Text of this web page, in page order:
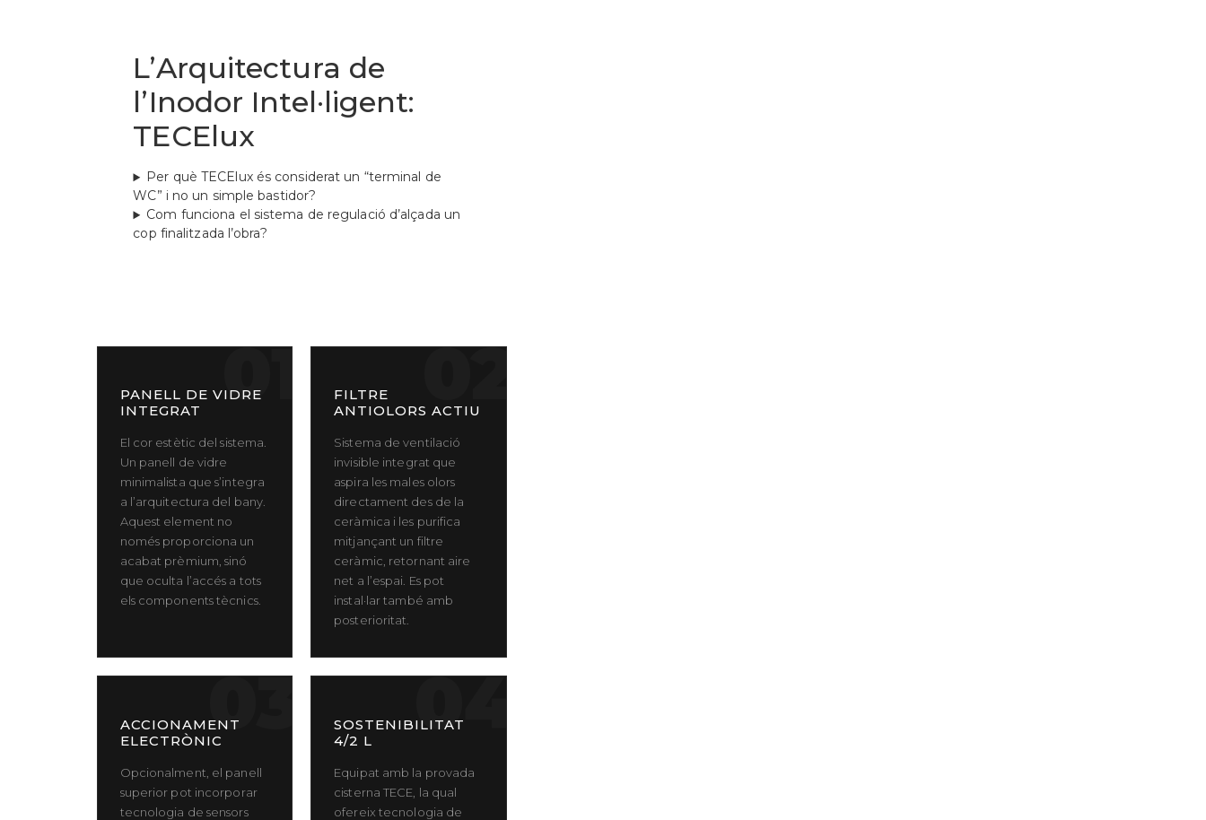
L’Arquitectura de
l’Inodor Intel·ligent:
TECElux
Per què TECElux és considerat un “terminal de
WC” i no un simple bastidor?
Com funciona el sistema de regulació d’alçada un
cop finalitzada l’obra?
01
PANELL DE VIDRE
INTEGRAT
El cor estètic del sistema.
Un panell de vidre
minimalista que s’integra
a l’arquitectura del bany.
Aquest element no
només proporciona un
acabat prèmium, sinó
que oculta l’accés a tots
els components tècnics.
02
FILTRE
ANTIOLORS ACTIU
Sistema de ventilació
invisible integrat que
aspira les males olors
directament des de la
ceràmica i les purifica
mitjançant un filtre
ceràmic, retornant aire
net a l’espai. Es pot
instal·lar també amb
posterioritat.
03
ACCIONAMENT
ELECTRÒNIC
Opcionalment, el panell
superior pot incorporar
tecnologia de sensors
04
SOSTENIBILITAT
4/2 L
Equipat amb la provada
cisterna TECE, la qual
ofereix tecnologia de